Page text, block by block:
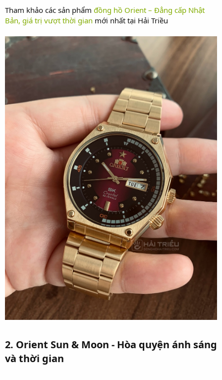
Tham khảo các sản phẩm đồng hồ Orient – Đẳng cấp Nhật
Bản, giá trị vượt thời gian mới nhất tại Hải Triều
2. Orient Sun & Moon - Hòa quyện ánh sáng
và thời gian​